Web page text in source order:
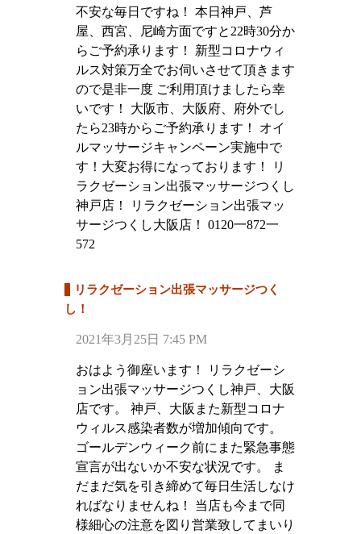
不安な毎日ですね！ 本日神戸、芦
屋、西宮、尼崎方面ですと22時30分か
らご予約承ります！ 新型コロナウィ
ルス対策万全でお伺いさせて頂きます
ので是非一度 ご利用頂けましたら幸
いです！ 大阪市、大阪府、府外でし
たら23時からご予約承ります！ オイ
ルマッサージキャンペーン実施中で
す！大変お得になっております！ リ
ラクゼーション出張マッサージつくし
神戸店！ リラクゼーション出張マッ
サージつくし大阪店！ 0120一872一
572
リラクゼーション出張マッサージつく
し！
2021年3月25日 7:45 PM
おはよう御座います！ リラクゼーシ
ョン出張マッサージつくし神戸、大阪
店です。 神戸、大阪また新型コロナ
ウィルス感染者数が増加傾向です。
ゴールデンウィーク前にまた緊急事態
宣言が出ないか不安な状況です。 ま
だまだ気を引き締めて毎日生活しなけ
ればなりませんね！ 当店も今まで同
様細心の注意を図り営業致してまいり